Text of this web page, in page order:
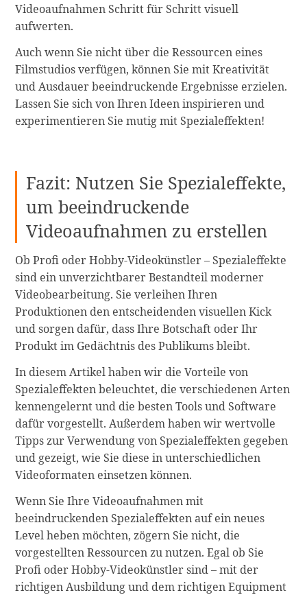
Videoaufnahmen Schritt für Schritt visuell
aufwerten.
Auch wenn Sie nicht über die Ressourcen eines
Filmstudios verfügen, können Sie mit Kreativität
und Ausdauer beeindruckende Ergebnisse erzielen.
Lassen Sie sich von Ihren Ideen inspirieren und
experimentieren Sie mutig mit Spezialeffekten!
Fazit: Nutzen Sie Spezialeffekte,
um beeindruckende
Videoaufnahmen zu erstellen
Ob Profi oder Hobby-Videokünstler – Spezialeffekte
sind ein unverzichtbarer Bestandteil moderner
Videobearbeitung. Sie verleihen Ihren
Produktionen den entscheidenden visuellen Kick
und sorgen dafür, dass Ihre Botschaft oder Ihr
Produkt im Gedächtnis des Publikums bleibt.
In diesem Artikel haben wir die Vorteile von
Spezialeffekten beleuchtet, die verschiedenen Arten
kennengelernt und die besten Tools und Software
dafür vorgestellt. Außerdem haben wir wertvolle
Tipps zur Verwendung von Spezialeffekten gegeben
und gezeigt, wie Sie diese in unterschiedlichen
Videoformaten einsetzen können.
Wenn Sie Ihre Videoaufnahmen mit
beeindruckenden Spezialeffekten auf ein neues
Level heben möchten, zögern Sie nicht, die
vorgestellten Ressourcen zu nutzen. Egal ob Sie
Profi oder Hobby-Videokünstler sind – mit der
richtigen Ausbildung und dem richtigen Equipment